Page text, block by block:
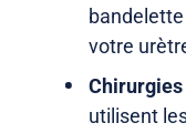
votre
Chirurgies
utilisent